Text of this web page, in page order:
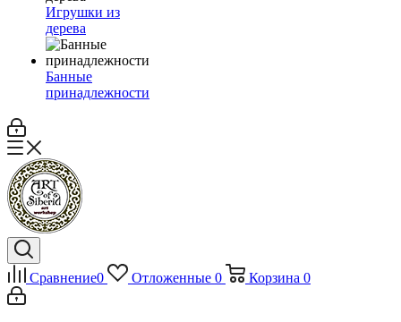
Игрушки из
дерева
Банные
принадлежности
Сравнение0 Отложенные 0 Корзина 0